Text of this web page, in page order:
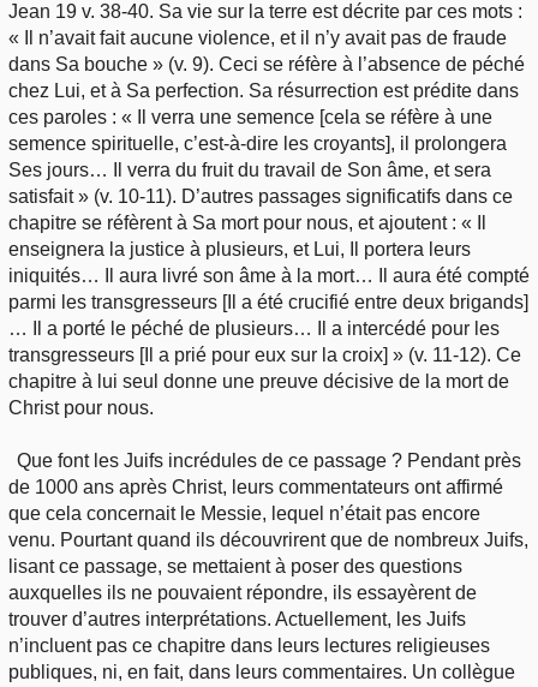
Jean 19 v. 38-40. Sa vie sur la terre est décrite par ces mots :
« Il n’avait fait aucune violence, et il n’y avait pas de fraude
dans Sa bouche » (v. 9). Ceci se réfère à l’absence de péché
chez Lui, et à Sa perfection. Sa résurrection est prédite dans
ces paroles : « Il verra une semence [cela se réfère à une
semence spirituelle, c’est-à-dire les croyants], il prolongera
Ses jours… Il verra du fruit du travail de Son âme, et sera
satisfait » (v. 10-11). D’autres passages significatifs dans ce
chapitre se réfèrent à Sa mort pour nous, et ajoutent : « Il
enseignera la justice à plusieurs, et Lui, Il portera leurs
iniquités… Il aura livré son âme à la mort… Il aura été compté
parmi les transgresseurs [Il a été crucifié entre deux brigands]
… Il a porté le péché de plusieurs… Il a intercédé pour les
transgresseurs [Il a prié pour eux sur la croix] » (v. 11-12). Ce
chapitre à lui seul donne une preuve décisive de la mort de
Christ pour nous.
Que font les Juifs incrédules de ce passage ? Pendant près
de 1000 ans après Christ, leurs commentateurs ont affirmé
que cela concernait le Messie, lequel n’était pas encore
venu. Pourtant quand ils découvrirent que de nombreux Juifs,
lisant ce passage, se mettaient à poser des questions
auxquelles ils ne pouvaient répondre, ils essayèrent de
trouver d’autres interprétations. Actuellement, les Juifs
n’incluent pas ce chapitre dans leurs lectures religieuses
publiques, ni, en fait, dans leurs commentaires. Un collègue